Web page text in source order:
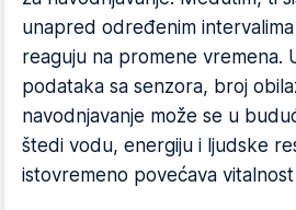
unapred određenim
reaguju na promene vremena.
podataka sa senzora, broj
navodnjavanje može se u
štedi vodu, energiju i ljudske
istovremeno povećava